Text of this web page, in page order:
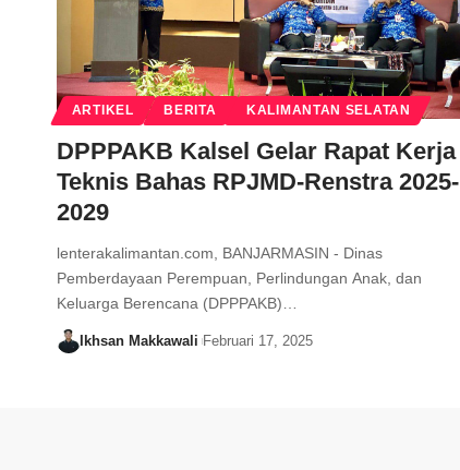
ARTIKEL BERITA KALIMANTAN SELATAN
DPPPAKB Kalsel Gelar Rapat Kerja
Teknis Bahas RPJMD-Renstra 2025-
2029
lenterakalimantan.com, BANJARMASIN - Dinas
Pemberdayaan Perempuan, Perlindungan Anak, dan
Keluarga Berencana (DPPPAKB)…
Ikhsan Makkawali Februari 17, 2025